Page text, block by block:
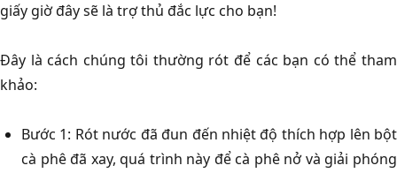
giấy giờ đây sẽ là trợ thủ đắc lực cho bạn!
Đây là cách chúng tôi thường rót để các bạn có thể tham
khảo:
Bước 1: Rót nước đã đun đến nhiệt độ thích hợp lên bột
cà phê đã xay, quá trình này để cà phê nở và giải phóng